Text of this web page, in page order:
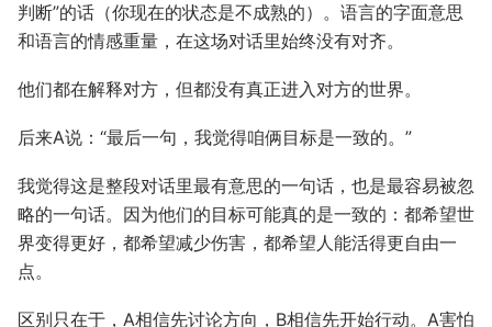
判断”的话（你现在的状态是不成熟的）。语言的字面意思
和语言的情感重量，在这场对话里始终没有对齐。
他们都在解释对方，但都没有真正进入对方的世界。
后来A说：“最后一句，我觉得咱俩目标是一致的。”
我觉得这是整段对话里最有意思的一句话，也是最容易被忽
略的一句话。因为他们的目标可能真的是一致的：都希望世
界变得更好，都希望减少伤害，都希望人能活得更自由一
点。
区别只在于，A相信先讨论方向，B相信先开始行动。A害怕